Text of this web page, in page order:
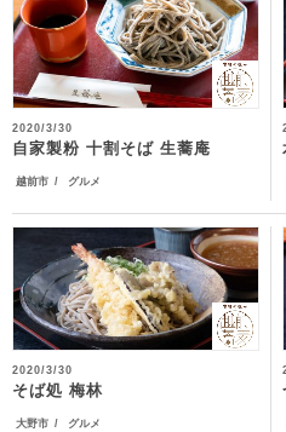
2020/3/30
自家製粉 十割そば 生蕎庵
越前市 グルメ
2020/3/30
そば処 梅林
大野市 グルメ